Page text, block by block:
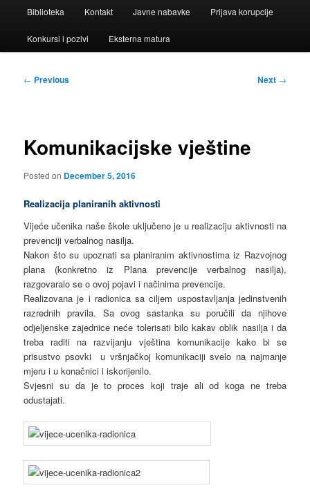
Biblioteka Kontakt Javne nabavke Prijava korupcije
Konkursi i pozivi Eksterna matura
Post
← Previous Next →
Komunikacijske vještine
Posted on December 5, 2016
Realizacija planiranih aktivnosti
Vijeće učenika naše škole uključeno je u realizaciju aktivnosti na
prevenciji verbalnog nasilja.
Nakon što su upoznati sa planiranim aktivnostima iz Razvojnog
plana (konkretno iz Plana prevencije verbalnog nasilja),
razgovaralo se o ovoj pojavi i načinima prevencije.
Realizovana je i radionica sa ciljem uspostavljanja jedinstvenih
razrednih pravila. Sa ovog sastanka su poručili da njihove
odjeljenske zajednice neće tolerisati bilo kakav oblik nasilja i da
treba raditi na razvijanju vještina komunikacije kako bi se
prisustvo psovki u vršnjačkoj komunikaciji svelo na najmanje
mjeru i u konačnici i iskorijenilo.
Svjesni su da je to proces koji traje ali od koga ne treba
odustajati.